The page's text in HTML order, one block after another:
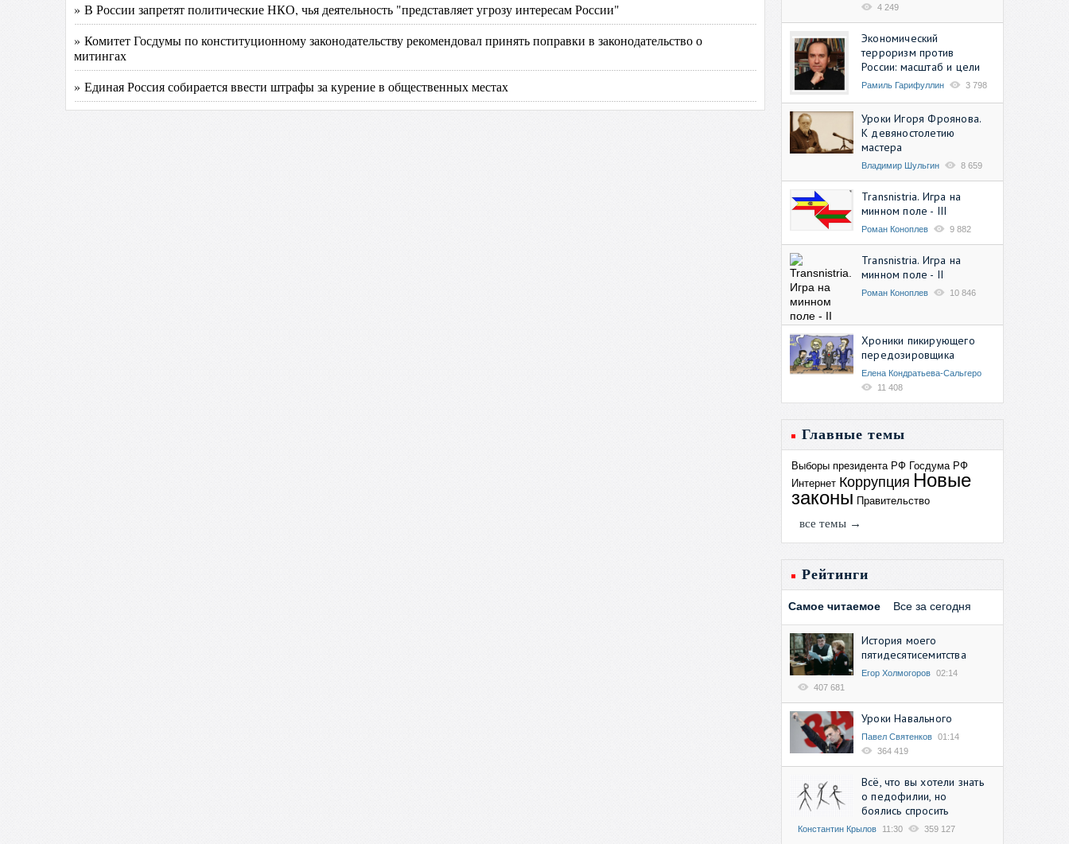
» В России запретят политические НКО, чья деятельность "представляет угрозу интересам России"
» Комитет Госдумы по конституционному законодательству рекомендовал принять поправки в законодательство о
митингах
» Единая Россия собирается ввести штрафы за курение в общественных местах
4 249
Экономический
терроризм против
России: масштаб и цели
Рамиль Гарифуллин 3 798
Уроки Игоря Фроянова.
К девяностолетию
мастера
Владимир Шульгин 8 659
Transnistria. Игра на
минном поле - III
Роман Коноплев 9 882
Transnistria. Игра на
минном поле - II
Роман Коноплев 10 846
Хроники пикирующего
передозировщика
Елена Кондратьева-Сальгеро
11 408
Главные темы
Выборы президента РФ Госдума РФ
Интернет Коррупция Новые
законы Правительство
все темы →
Рейтинги
Самое читаемое Все за сегодня
История моего
пятидесятисемитства
Егор Холмогоров 02:14
407 681
Уроки Навального
Павел Святенков 01:14
364 419
Всё, что вы хотели знать
о педофилии, но
боялись спросить
Константин Крылов 11:30 359 127